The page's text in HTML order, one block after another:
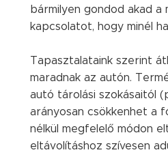
bármilyen gondod akad a
kapcsolatot, hogy minél
Tapasztalataink szerint
maradnak az autón.
autó tárolási szokásaitól
arányosan csökkenhet a
nélkül megfelelő módon
eltávolításhoz szívesen